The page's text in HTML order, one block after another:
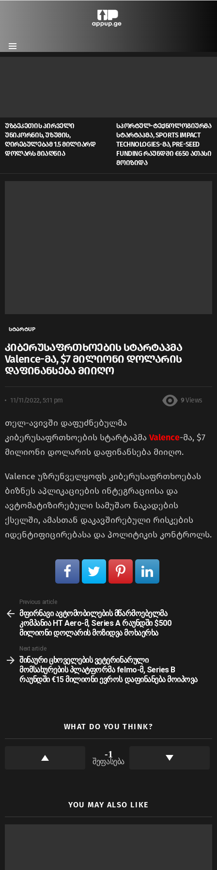
Menu
ᲣᲖᲑᲔᲙᲔᲗᲘᲡ ᲞᲘᲠᲕᲔᲚᲘ
ᲣᲜᲘᲙᲝᲠᲜᲘᲡ, ᲣᲖᲣᲛᲘᲡ,
ᲦᲘᲠᲔᲑᲣᲚᲔᲑᲐᲛ 1.5 ᲛᲘᲚᲘᲐᲠᲓ
ᲓᲝᲚᲐᲠᲡ ᲛᲘᲐᲦᲬᲘᲐ
ᲡᲞᲝᲠᲢᲣᲚ-ᲢᲔᲥᲜᲝᲚᲝᲒᲘᲣᲠᲛᲐ
ᲡᲢᲐᲠᲢᲐᲞᲛᲐ, SPORTS IMPACT
TECHNOLOGIES-ᲛᲐ, PRE-SEED
FUNDING ᲠᲐᲣᲜᲓᲨᲘ €650 ᲐᲗᲐᲡᲘ
ᲛᲝᲘᲖᲘᲓᲐ
სტარტUP
კიბერუსაფრთხოების სტარტაპმა
Valence-მა, $7 მილიონი დოლარის
დაფინანსება მიიღო
11/11/2022, 5:11 pm 9 Views
თელ-ავივში დაფუძნებულმა
კიბერუსაფრთხოების სტარტაპმა Valence-მა, $7
მილიონი დოლარის დაფინანსება მიიღო.
Valence უზრუნველყოფს კიბერუსაფრთხოებას
ბიზნეს აპლიკაციების ინტეგრაციისა და
ავტომატიზირებული სამუშაო ნაკადების
ქსელში, ამასთან დაკავშირებული რისკების
იდენტიფიცირებასა და პოლიტიკის კონტროლს.
more
Previous article
მფირნავი ავტომობილების მწარმოებელმა
კომპანია HT Aero-მ, Series A რაუნდში $500
მილიონი დოლარის მოზიდვა მოხაერხა
Next article
შინაური ცხოველების ვეტერინარული
მომსახურების პლატფორმა felmo-მ, Series B
რაუნდში €15 მილიონი ევროს დაფინანება მოიპოვა
WHAT DO YOU THINK?
-1
შეფასება
YOU MAY ALSO LIKE